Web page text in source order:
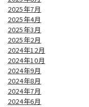
2025年7月
2025年4月
2025年3月
2025年2月
2024年12月
2024年10月
2024年9月
2024年8月
2024年7月
2024年6月